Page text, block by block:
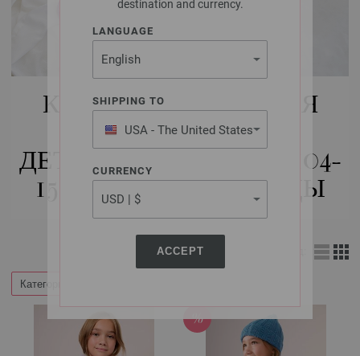
destination and currency.
LANGUAGE
SHIPPING TO
USA - The United States
of America
CURRENCY
ACCEPT
КУПИТЬ НАБОРЫ ДЛЯ
ВЯЗАНИЯ FILATI
ДЕТИ | ДЕТИ (РАЗМЕР 104-
152) | ШАРФЫ & СНУДЫ
Категории